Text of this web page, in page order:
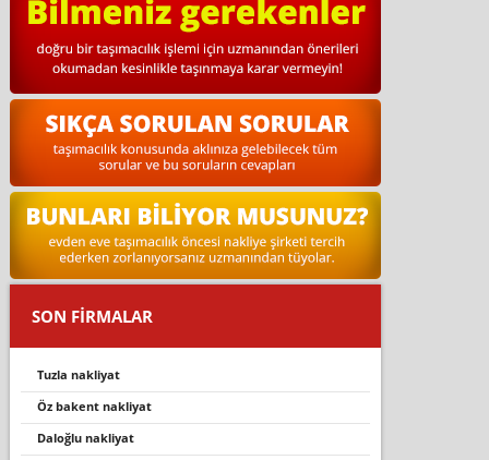
SON FİRMALAR
tuzla nakliyat
öz bakent nakliyat
daloğlu nakli̇yat